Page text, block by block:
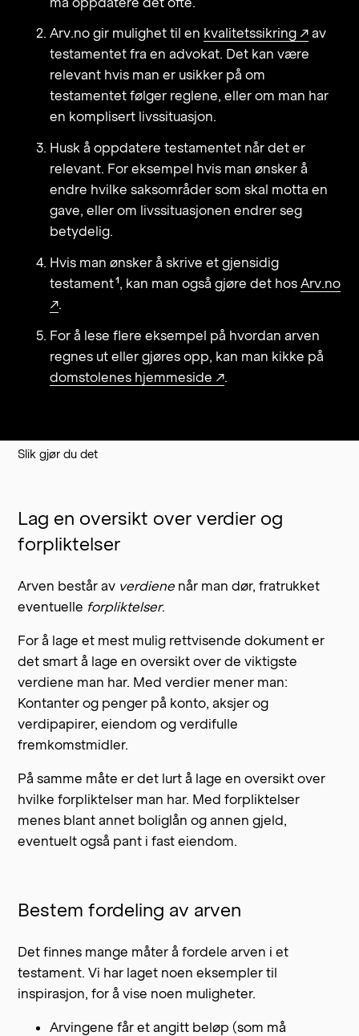
Arv.no gir mulighet til en kvalitetssikring ↗ av
testamentet fra en advokat. Det kan være
relevant hvis man er usikker på om
testamentet følger reglene, eller om man har
en komplisert livssituasjon.
Husk å oppdatere testamentet når det er
relevant. For eksempel hvis man ønsker å
endre hvilke saksområder som skal motta en
gave, eller om livssituasjonen endrer seg
betydelig.
Hvis man ønsker å skrive etgjensidig
testament1, kan man også gjøre det hos Arv.no
↗.
For å lese flere eksempel på hvordan arven
regnes ut eller gjøres opp, kan man kikke på
domstolenes hjemmeside ↗.
Slik gjør du det
Lag en oversikt over verdier og
forpliktelser
Arven består av verdiene når man dør, fratrukket
eventuelle forpliktelser.
For å lage et mest mulig rettvisende dokument er
det smart å lage en oversikt over de viktigste
verdiene man har. Med verdier mener man:
Kontanter og penger på konto, aksjer og
verdipapirer, eiendom og verdifulle
fremkomstmidler.
På samme måte er det lurt å lage en oversikt over
hvilke forpliktelser man har. Med forpliktelser
menes blant annet boliglån og annen gjeld,
eventuelt også pant i fast eiendom.
Bestem fordeling av arven
Det finnes mange måter å fordele arven i et
testament. Vi har laget noen eksempler til
inspirasjon, for å vise noen muligheter.
Arvingene får et angitt beløp (som må